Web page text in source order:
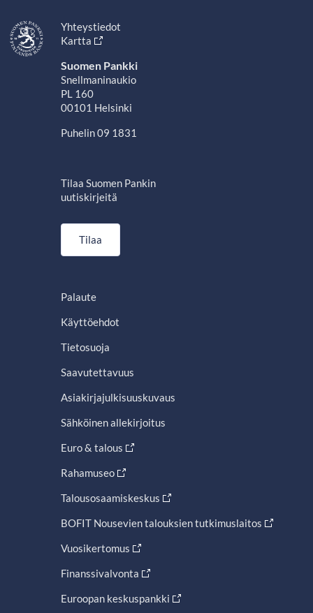
Yhteystiedot
Kartta
Suomen Pankki
Snellmaninaukio
PL 160
00101 Helsinki
Puhelin 09 1831
Tilaa Suomen Pankin
uutiskirjeitä
Tilaa
Palaute
Käyttöehdot
Tietosuoja
Saavutettavuus
Asiakirjajulkisuuskuvaus
Sähköinen allekirjoitus
Euro & talous
Rahamuseo
Talousosaamiskeskus
BOFIT Nousevien talouksien tutkimuslaitos
Vuosikertomus
Finanssivalvonta
Euroopan keskuspankki